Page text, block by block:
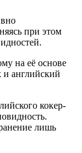
при этом
на её основе
и английский
кокер-
лишь